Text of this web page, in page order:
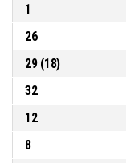
1
26
29(18)
32
12
8